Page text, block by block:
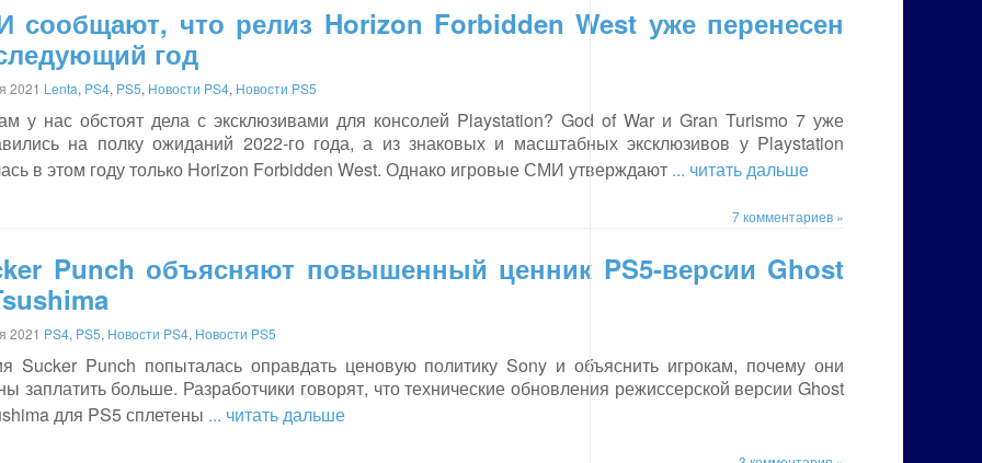
сообщают, что релиз Horizon Forbidden West уже перенесен
год
2021 Lenta, PS4, PS5, Новости PS4, Новости PS5
у нас обстоят дела с эксклюзивами для консолей Playstation? God of War и Gran Turismo 7 уже
на полку ожиданий 2022-го года, а из знаковых и масштабных эксклюзивов у Playstation
в этом году только Horizon Forbidden West. Однако игровые СМИ утверждают ... читать дальше
7 комментариев »
Punch объясняют повышенный ценник PS5-версии Ghost
2021 PS4, PS5, Новости PS4, Новости PS5
Sucker Punch попыталась оправдать ценовую политику Sony и объяснить игрокам, почему они
заплатить больше. Разработчики говорят, что технические обновления режиссерской версии Ghost
для PS5 сплетены ... читать дальше